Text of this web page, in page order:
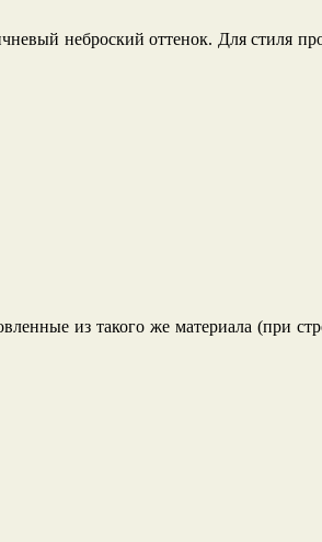
неброский оттенок. Для стиля
из такого же материала (при